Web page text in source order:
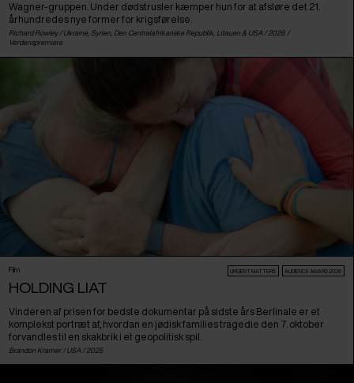
Wagner-gruppen. Under dødstrusler kæmper hun for at afsløre det 21.
århundredes nye former for krigsførelse.
Richard Rowley / Ukraine Syrien Den Centralafrikanske Republik Litauen & USA / 2026 /
Verdenspremiere
Film URGENT MATTERS AUDIENCE AWARD 2026
HOLDING LIAT
Vinderen af prisen for bedste dokumentar på sidste års Berlinale er et
komplekst portræt af, hvordan en jødisk families tragedie den 7. oktober
forvandles til en skakbrik i et geopolitisk spil.
Brandon Kramer / USA / 2025